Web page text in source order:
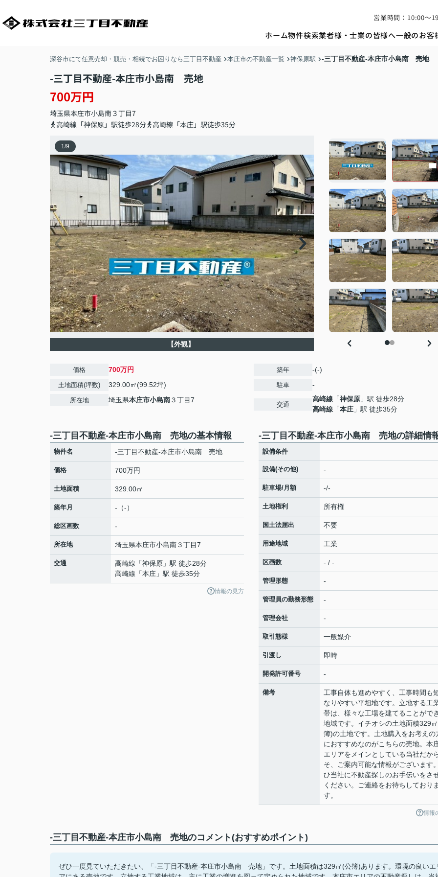
営業時間：10:00〜
ホーム物件検索業者様・士業の皆様へ一般のお客
深谷市にて任意売却・競売・相続でお困りなら三丁目不動産 本庄市の不動産一覧 神保原駅 -三丁目不動産-本庄市小島南 売地
-三丁目不動産-本庄市小島南 売地
700万円
埼玉県本庄市小島南３丁目7
高崎線「神保原」駅徒歩28分
高崎線「本庄」駅徒歩35分
1/9
【外観】
価格 700万円
土地面積(坪数) 329.00㎡(99.52坪)
所在地 埼玉県本庄市小島南３丁目7
築年 -(-)
駐車 -
交通
高崎線 「神保原 」駅 徒歩28分
高崎線 「本庄 」駅 徒歩35分
-三丁目不動産-本庄市小島南 売地の基本情報
物件名 -三丁目不動産-本庄市小島南 売地
価格 700万円
土地面積 329.00㎡
築年月 -（-）
総区画数 -
所在地 埼玉県本庄市小島南３丁目7
交通 高崎線 「神保原 」駅 徒歩28分
高崎線 「本庄 」駅 徒歩35分
情報の見方
-三丁目不動産-本庄市小島南 売地の詳細情
設備条件
設備(その他) -
駐車場/月額 -/-
土地権利 所有権
国土法届出 不要
用途地域 工業
区画数 - / -
管理形態 -
管理員の勤務形態 -
管理会社 -
取引態様 一般媒介
引渡し 即時
開発許可番号 -
備考
工事自体も進めやすく、工事時間も
なりやすい平坦地です。立地する工
帯は、様々な工場を建てることがで
地域です。イチオシの土地面積329
簿)の土地です。土地購入をお考えの
におすすめなのがこちらの売地。本
エリアをメインとしている当社だか
そ、ご案内可能な情報がございます
ひ当社に不動産探しのお手伝いをさ
ください。ご連絡をお待ちしており
す。
情報
-三丁目不動産-本庄市小島南 売地のコメント(おすすめポイント)
ぜひ一度見ていただきたい、「-三丁目不動産-本庄市小島南 売地」です。土地面積は329㎡(公簿)あります。環境の良いエ